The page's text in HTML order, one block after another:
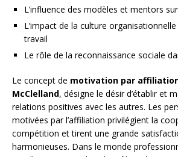
L’influence des modèles et mentors
L’impact de la culture
travail
Le rôle de la reconnaissance sociale
Le concept de motivation par
McClelland, désigne le désir d’établir et
relations positives avec les autres. Les
motivées par l’affiliation privilégient la
compétition et tirent une grande
harmonieuses. Dans le monde